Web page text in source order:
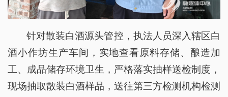
针对散装白酒源头管控，执法人员深入辖区白
酒小作坊生产车间，实地查看原料存储、酿造加
工、成品储存环境卫生，严格落实抽样送检制度，
现场抽取散装白酒样品，送往第三方检测机构检测